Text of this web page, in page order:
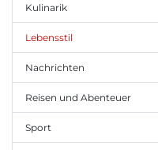
Kulinarik
Lebensstil
Nachrichten
Reisen und Abenteuer
Sport